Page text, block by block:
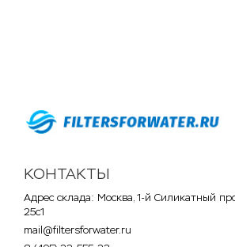
КОНТАКТЫ
Адрес склада: Москва, 1-й Силикатный
25с1
mail@filtersforwater.ru